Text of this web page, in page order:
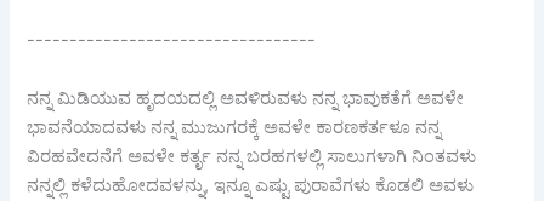
----------------------------------
ನನ್ನ ಮಿಡಿಯುವ ಹೃದಯದಲ್ಲಿ ಅವಳಿರುವಳು ನನ್ನ ಭಾವುಕತೆಗೆ ಅವಳೇ
ಭಾವನೆಯಾದವಳು ನನ್ನ ಮುಜುಗರಕ್ಕೆ ಅವಳೇ ಕಾರಣಕರ್ತಳೂ ನನ್ನ
ವಿರಹವೇದನೆಗೆ ಅವಳೇ ಕರ್ತೃ ನನ್ನ ಬರಹಗಳಲ್ಲಿ ಸಾಲುಗಳಾಗಿ ನಿಂತವಳು
ನನ್ನಲ್ಲಿ ಕಳೆದುಹೋದವಳನ್ನು, ಇನ್ನೂ ಎಷ್ಟು ಪುರಾವೆಗಳು ಕೊಡಲಿ ಅವಳು